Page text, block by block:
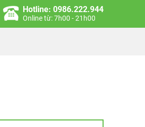
Hotline: 0986.222.944
Online từ: 7h00 - 21h00